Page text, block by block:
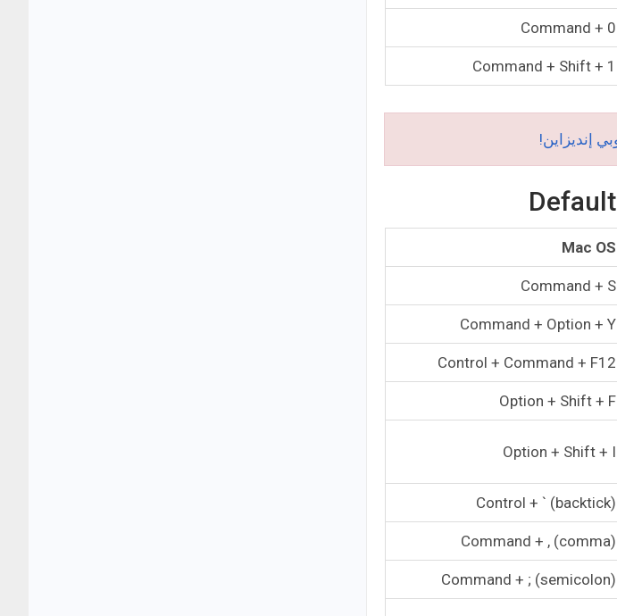
Command + 0
Command + Shift + 1
Mac OS
Command + S
Command + Option + Y
Control + Command + F12
Option + Shift + F
Option + Shift + I
Control + ` (backtick)
Command + , (comma)
Command + ; (semicolon)